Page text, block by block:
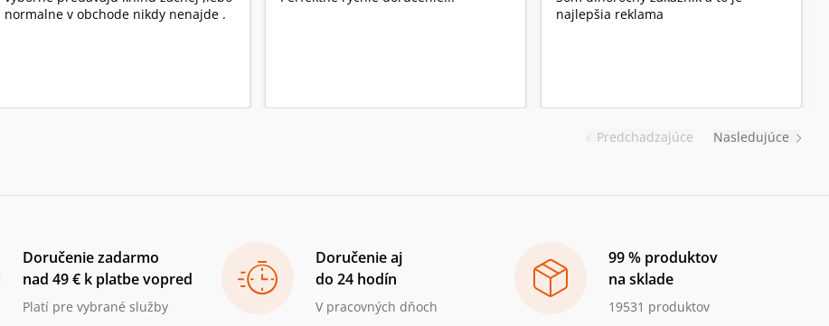
Predchadzajúce
normalne v obchode nikdy nenajde .
najlepšia reklama
Nasledujúce
Doručenie zadarmo
nad 49 € k platbe vopred
Platí pre vybrané služby
Doručenie aj
do 24 hodín
V pracovných dňoch
99 % produktov
na sklade
19531 produktov